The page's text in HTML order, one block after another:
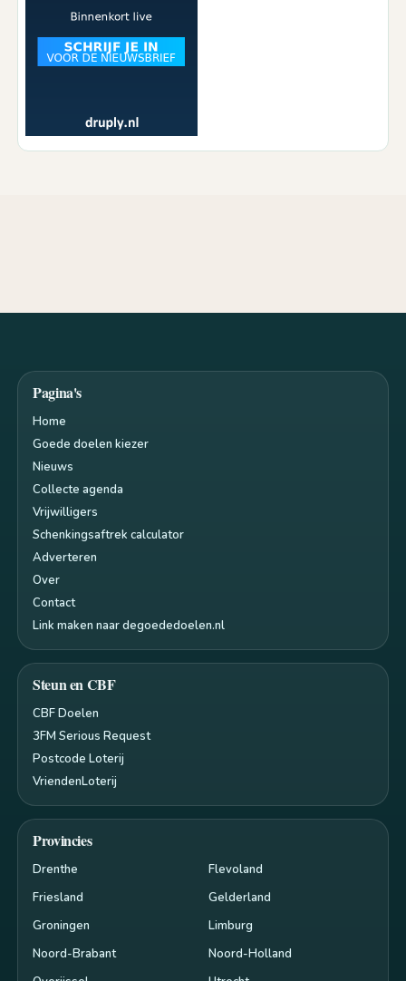
Pagina's
Home
Goede doelen kiezer
Nieuws
Collecte agenda
Vrijwilligers
Schenkingsaftrek calculator
Adverteren
Over
Contact
Link maken naar degoededoelen.nl
Steun en CBF
CBF Doelen
3FM Serious Request
Postcode Loterij
VriendenLoterij
Provincies
Drenthe
Flevoland
Friesland
Gelderland
Groningen
Limburg
Noord-Brabant
Noord-Holland